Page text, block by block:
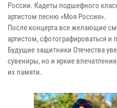
России. Кадеты подшефного
артистом песню «Моя Россия».
После концерта все желающие
артистом, сфотографироваться
Будущие защитники Отечества
сувениры, но и яркие
их памяти.